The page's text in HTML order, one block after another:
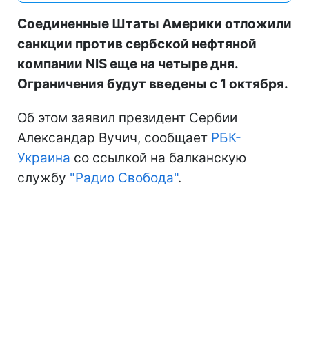
Соединенные Штаты Америки отложили
санкции против сербской нефтяной
компании NIS еще на четыре дня.
Ограничения будут введены с 1 октября.
Об этом заявил президент Сербии
Александар Вучич, сообщает РБК-
Украина со ссылкой на балканскую
службу "Радио Свобода".